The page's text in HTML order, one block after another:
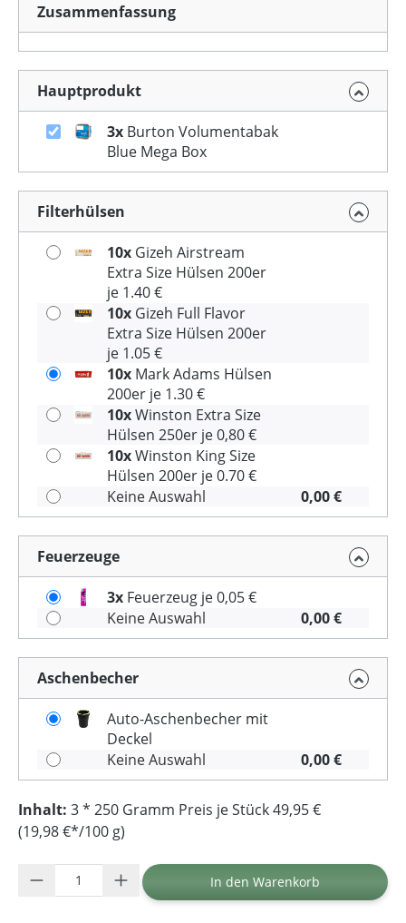
Zusammenfassung
Hauptprodukt
3x Burton Volumentabak
Blue Mega Box
Filterhülsen
10x Gizeh Airstream
Extra Size Hülsen 200er
je 1.40 €
10x Gizeh Full Flavor
Extra Size Hülsen 200er
je 1.05 €
10x Mark Adams Hülsen
200er je 1.30 €
10xWinston Extra Size
Hülsen 250er je 0,80 €
10xWinston King Size
Hülsen 200er je 0.70 €
Keine Auswahl
0,00 €
Feuerzeuge
3x Feuerzeug je 0,05 €
Keine Auswahl
0,00 €
Aschenbecher
Auto-Aschenbecher mit
Deckel
Keine Auswahl
0,00 €
Inhalt: 3 * 250 Gramm Preis je Stück 49,95 €
(19,98 €*/100 g)
Produkt Anzahl: Gib den gewünschten
In den Warenkorb